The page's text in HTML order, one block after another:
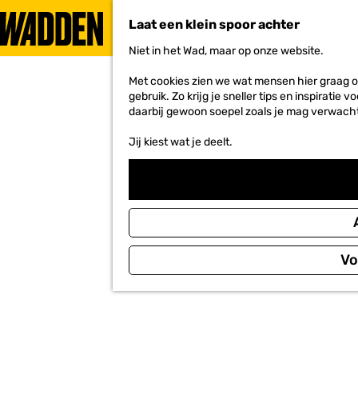
Laat een klein spoor achter
Niet in het Wad, maar op onze website.
Met cookies zien we wat mensen hier graag
gebruik. Zo krijg je sneller tips en inspiratie
daarbij gewoon soepel zoals je mag
Jij kiest wat je deelt.
G